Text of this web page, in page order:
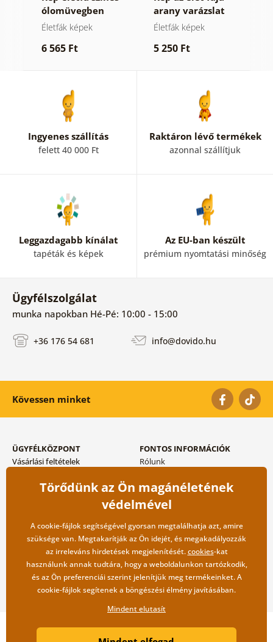
ólomüvegben
Életfák képek
6 565 Ft
arany varázslat
Életfák képek
5 250 Ft
Ingyenes szállítás
felett 40 000 Ft
Raktáron lévő termékek
azonnal szállítjuk
Leggazdagabb kínálat
tapéták és képek
Az EU-ban készült
prémium nyomtatási minőség
Ügyfélszolgálat
munka napokban Hé-Pé: 10:00 - 15:00
+36 176 54 681 info@dovido.hu
Kövessen minket
ÜGYFÉLKÖZPONT
Vásárlási feltételek
Szállítási és fizetési módok
FONTOS INFORMÁCIÓK
Rólunk
Blog
Kapcsolat
Nagykereskedelmi
együttműködés
Copyright ©2019 © Dovido.hu.
Törődünk az Ön magánéletének
védelmével
A cookie-fájlok segítségével gyorsan megtalálhatja azt, amire
szüksége van. Megtakarítják az Ön idejét, és megakadályozzák
az irreleváns hirdetések megjelenítését.cookies-kat
használunk annak tudtára, hogy a weboldalunkon tartózkodik,
és az Ön preferenciái szerint jelenítjük meg termékeinket. A
cookie-fájlok segítenek a böngészési élmény javításában.
Mindent elutasít